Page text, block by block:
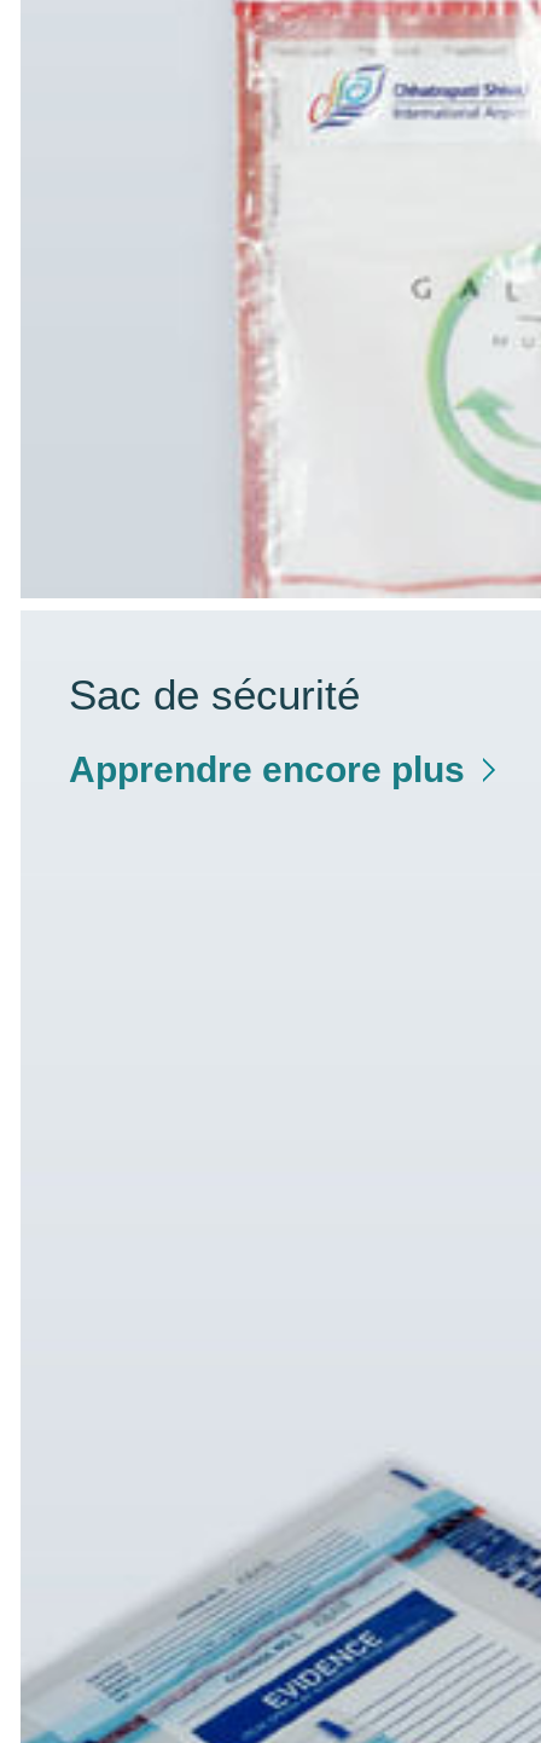
Sac de sécurité
Apprendre encore plus